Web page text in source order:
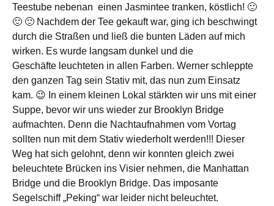
Teestube nebenan einen Jasmintee tranken, köstlich! 🙂
🙂 🙂 Nachdem der Tee gekauft war, ging ich beschwingt
durch die Straßen und ließ die bunten Läden auf mich
wirken. Es wurde langsam dunkel und die
Geschäfte leuchteten in allen Farben. Werner schleppte
den ganzen Tag sein Stativ mit, das nun zum Einsatz
kam. 😉 In einem kleinen Lokal stärkten wir uns mit einer
Suppe, bevor wir uns wieder zur Brooklyn Bridge
aufmachten. Denn die Nachtaufnahmen vom Vortag
sollten nun mit dem Stativ wiederholt werden!!! Dieser
Weg hat sich gelohnt, denn wir konnten gleich zwei
beleuchtete Brücken ins Visier nehmen, die Manhattan
Bridge und die Brooklyn Bridge. Das imposante
Segelschiff „Peking“ war leider nicht beleuchtet.